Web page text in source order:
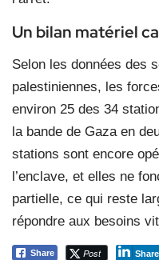
Un bilan matériel
Selon les données des
palestiniennes, les
environ 25 des 34
la bande de Gaza en
stations sont encore
l’enclave, et elles ne
partielle, ce qui reste
répondre aux besoins
Share Post Share